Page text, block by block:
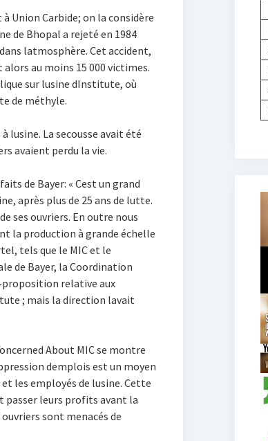
Union Carbide; on la considère
de Bhopal a rejeté en 1984
latmosphère. Cet accident,
au moins 15 000 victimes.
sur lusine dInstitute, où
de méthyle.
lusine. La secousse avait été
avaient perdu la vie.
de Bayer: « Cest un grand
après plus de 25 ans de lutte.
ses ouvriers. En outre nous
la production à grande échelle
tels que le MIC et le
de Bayer, la Coordination
relative aux
; mais la direction lavait
About MIC se montre
demplois est un moyen
les employés de lusine. Cette
passer leurs profits avant la
sont menacés de